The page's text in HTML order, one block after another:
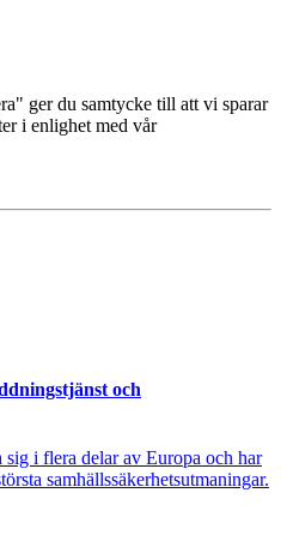
ger du samtycke till att vi sparar
i enlighet med vår
och
sig i flera delar av Europa och har
samhällssäkerhetsutmaningar.